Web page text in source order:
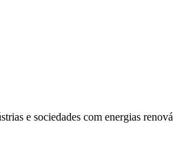
e sociedades com energias